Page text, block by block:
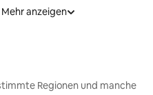
Mehr anzeigen
Regionen und manche